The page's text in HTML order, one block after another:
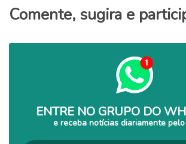
Comente, sugira e
ENTRE NO GRUPO DO
e receba notícias diariamente